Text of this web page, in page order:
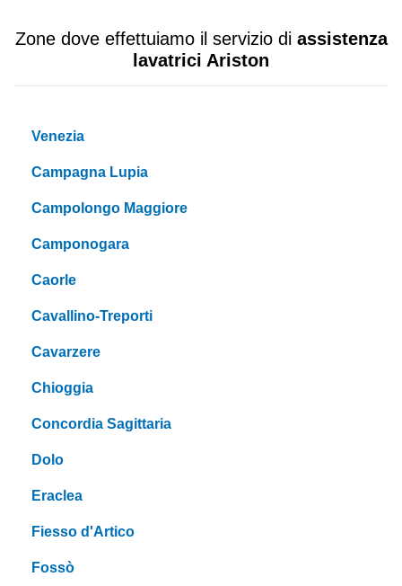
Zone dove effettuiamo il servizio di assistenza
lavatrici Ariston
Venezia
Campagna Lupia
Campolongo Maggiore
Camponogara
Caorle
Cavallino-Treporti
Cavarzere
Chioggia
Concordia Sagittaria
Dolo
Eraclea
Fiesso d'Artico
Fossò